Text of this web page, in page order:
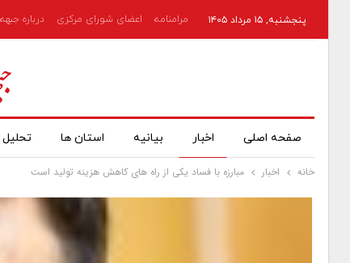
پنجشنبه, ۱۵ مرداد ۱۴۰۵ مرامنامه اعضای شورای مرکزی درباره
صفحه اصلی اخبار بیانیه استان ها تحلیل
خانه اخبار مبارزه با فساد یکی از راه های کاهش هزینه تولید است